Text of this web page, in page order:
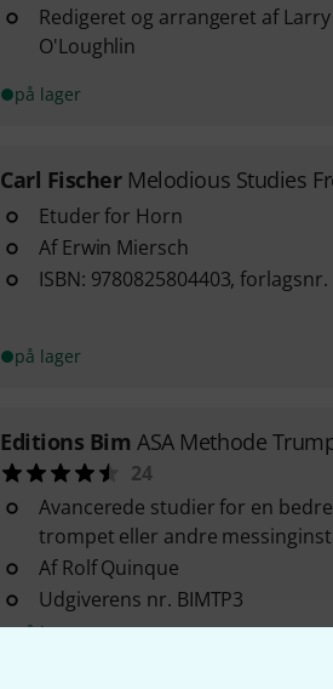
Redigeret og arrangeret af Larry
O'Loughlin
på lager
Carl Fischer Melodious Studies
Etuder for Horn
Af Erwin Miersch
ISBN: 9780825804403, forlagsnr.
på lager
Editions Bim ASA Methode
24
Avancerede studier for en
trompet eller andre
Af Rolf Quinque
Udgiverens nr. BIMTP3
på lager